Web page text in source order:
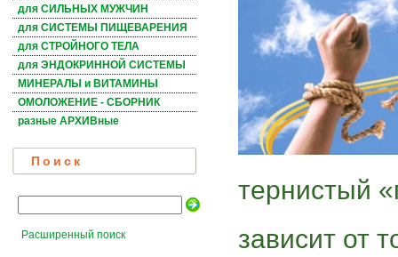
для СИЛЬНЫХ МУЖЧИН
для СИСТЕМЫ ПИЩЕВАРЕНИЯ
для СТРОЙНОГО ТЕЛА
для ЭНДОКРИННОЙ СИСТЕМЫ
МИНЕРАЛЫ и ВИТАМИНЫ
ОМОЛОЖЕНИЕ - СБОРНИК
разные АРХИВные
Поиск
Расширенный поиск
тернистый
зависит от